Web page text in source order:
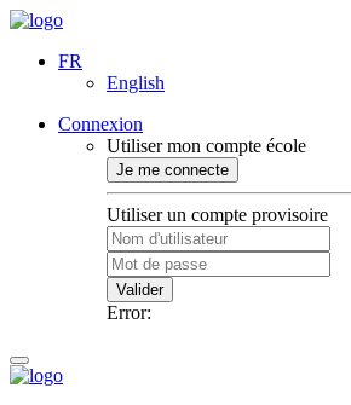
FR
English
Connexion
Utiliser mon compte école
Je me connecte
Utiliser un compte provisoire
Valider
Error: